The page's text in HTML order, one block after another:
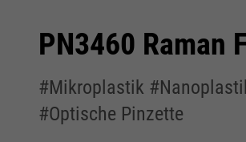
PN3460 Raman
#Mikroplastik
#Optische Pinzette